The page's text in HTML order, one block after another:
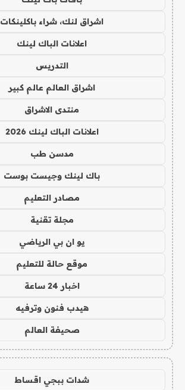
اشراق لنك، شراء باكلينكات
اعلانات الباك لينك
التدريس
اشراق العالم عالم كبير
منتدى الاشراق
اعلانات الباك لينك 2026
مدسن طب
باك لينك وجيست بوست
مصادر التعليم
مجلة تقنية
يو ان بي الرياضي
موقع حالة للتعليم
اخبار 24 ساعة
هيدب فنون وترفيه
صحيفة العالم
شدات ببجي اقساط